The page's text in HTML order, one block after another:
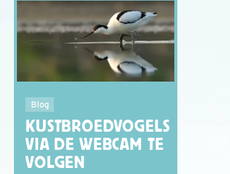
Blog
KUSTBROEDVOGELS
VIA DE WEBCAM TE
VOLGEN